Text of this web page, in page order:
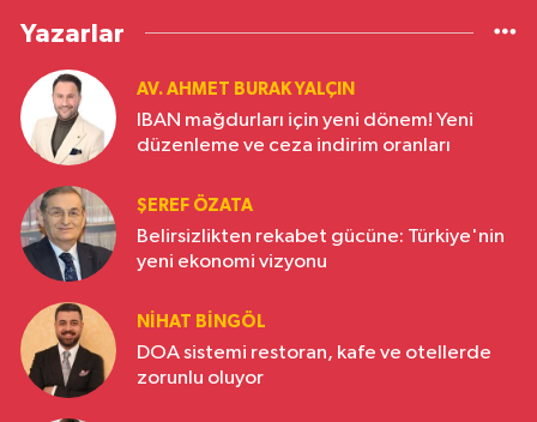
Yazarlar
AV. AHMET BURAK YALÇIN
IBAN mağdurları için yeni dönem! Yeni
düzenleme ve ceza indirim oranları
ŞEREF ÖZATA
Belirsizlikten rekabet gücüne: Türkiye'nin
yeni ekonomi vizyonu
NIHAT BINGÖL
DOA sistemi restoran, kafe ve otellerde
zorunlu oluyor